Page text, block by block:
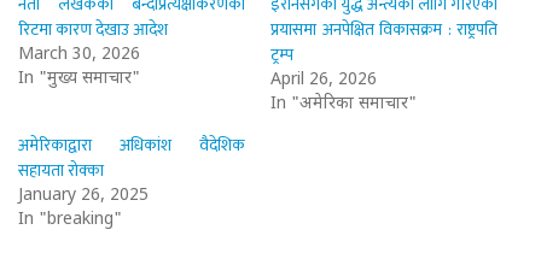
रिटमा कारण देखाउ आदेश
March 30, 2026
In "मुख्य समाचार"
प्रयासमा अनपेक्षित विकासक्रम : राष्ट्रपति
ट्रम्प
April 26, 2026
In "अमेरिका समाचार"
अमेरिकाद्वारा अधिकांश वैदेशिक
सहायता रोक्का
January 26, 2025
In "breaking"